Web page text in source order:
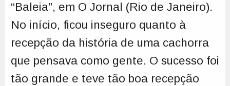
“Baleia”, em O Jornal (Rio de Janeiro).
No início, ficou inseguro quanto à
recepção da história de uma cachorra
que pensava como gente. O sucesso foi
tão grande e teve tão boa recepção